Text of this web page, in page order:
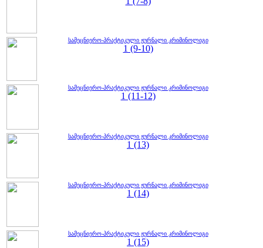
სამეცნიერო-პრაქტიკული ჟურნალი კრიმინოლიგი
1 (9-10)
სამეცნიერო-პრაქტიკული ჟურნალი კრიმინოლიგი
1 (11-12)
სამეცნიერო-პრაქტიკული ჟურნალი კრიმინოლიგი
1 (13)
სამეცნიერო-პრაქტიკული ჟურნალი კრიმინოლიგი
1 (14)
სამეცნიერო-პრაქტიკული ჟურნალი კრიმინოლიგი
1 (15)